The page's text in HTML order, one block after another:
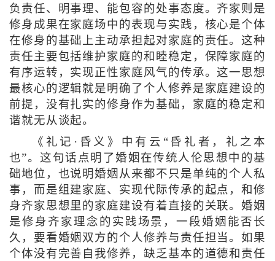
负责任、明事理、能包容的处事态度。齐家则是
修身成果在家庭场中的表现与实践，核心是个体
在修身的基础上主动承担起对家庭的责任。这种
责任主要包括维护家庭的和睦稳定，保障家庭的
有序运转，实现正性家庭风气的传承。这一思想
最核心的逻辑就是明确了个人修养是家庭建设的
前提，没有扎实的修身作为基础，家庭的稳定和
谐就无从谈起。
《礼记·昏义》中有云“昏礼者，礼之本
也”。这句话点明了婚姻在传统人伦思想中的基
础地位，也说明婚姻从来都不只是单纯的个人私
事，而是组建家庭、实现代际传承的起点，和修
身齐家思想里的家庭建设有着直接的关联。婚姻
是修身齐家理念的实践场景，一段婚姻能否长
久，要看婚姻双方的个人修养与责任担当。如果
个体没有完善自我修养，缺乏基本的道德和责任